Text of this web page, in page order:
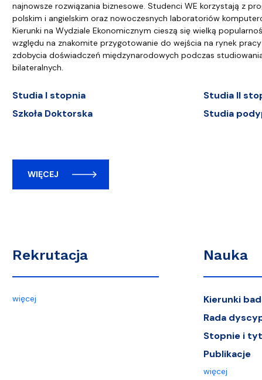
najnowsze rozwiązania biznesowe. Studenci WE korzystają z
polskim i angielskim oraz nowoczesnych laboratoriów
Kierunki na Wydziale Ekonomicznym cieszą się wielką
względu na znakomite przygotowanie do wejścia na rynek
zdobycia doświadczeń międzynarodowych podczas
bilateralnych.
Studia I stopnia
Studia II
Szkoła Doktorska
Studia
WIĘCEJ
Rekrutacja
więcej
Nauka
Kierunki
Rada
Stopnie i
Publikacje
więcej